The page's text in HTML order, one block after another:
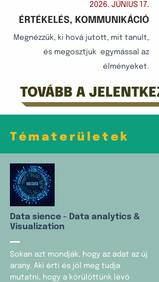
2026. JÚNIUS 17.
ÉRTÉKELÉS, KOMMUNIKÁCIÓ
Megnézzük, ki hová jutott, mit tanult,
és megosztjuk egymással az
élményeket.
TOVÁBB A
Tématerületek
Data sience - Data analytics &
Visualization
Sokan azt mondják, hogy az adat az új
arany. Aki érti és jól meg tudja
mutatni, hogy a körülöttünk lévő